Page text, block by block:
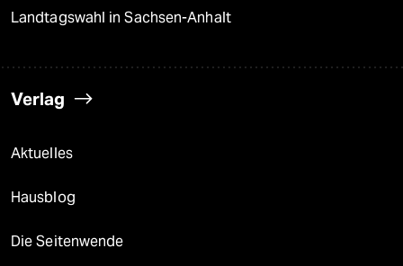
Landtagswahl in Sachsen-Anhalt
Verlag
Aktuelles
Hausblog
Die Seitenwende